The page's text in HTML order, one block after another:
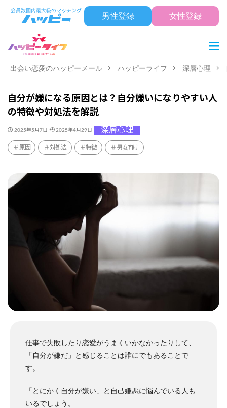
男性登録 女性登録
出会い恋愛のハッピーメール ハッピーライフ 深層心理
自分が嫌になる原因とは？自分嫌いになりやすい人
の特徴や対処法を解説
2025年5月7日 2025年4月29日 深層心理
原因 対処法 特徴 男女向け
仕事で失敗したり恋愛がうまくいかなかったりして、
「自分が嫌だ」と感じることは誰にでもあることで
す。
「とにかく自分が嫌い」と自己嫌悪に悩んでいる人も
いるでしょう。